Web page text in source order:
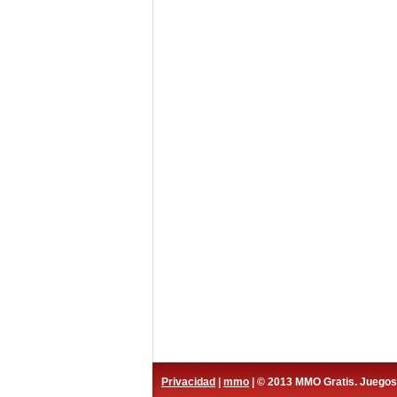
Privacidad mmo | © 2013 MMO Gratis.